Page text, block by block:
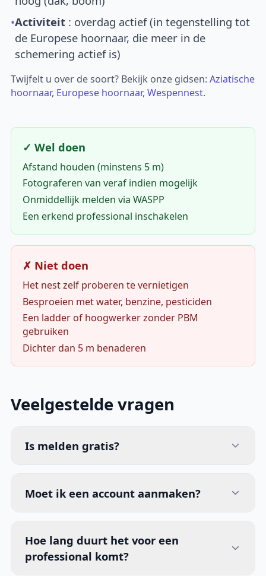
•Activiteit : overdag actief (in tegenstelling tot
de Europese hoornaar, die meer in de
schemering actief is)
Twijfelt u over de soort? Bekijk onze gidsen:Aziatische
hoornaar, Europese hoornaar,Wespennest.
✓ Wel doen
Afstand houden (minstens 5 m)
Fotograferen van veraf indien mogelijk
Onmiddellijk melden via WASPP
Een erkend professional inschakelen
✗ Niet doen
Het nest zelf proberen te vernietigen
Besproeien met water, benzine, pesticiden
Een ladder of hoogwerker zonder PBM
gebruiken
Dichter dan 5 m benaderen
Veelgestelde vragen
Is melden gratis?
Moet ik een account aanmaken?
Hoe lang duurt het voor een
professional komt?